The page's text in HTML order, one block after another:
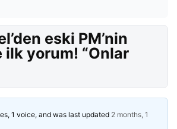
eski PM’nin
ilk yorum! “Onlar
1 voice, and was last updated 2 months, 1